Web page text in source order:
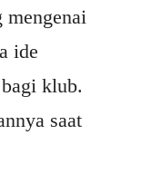
mengenai
ide
klub.
saat